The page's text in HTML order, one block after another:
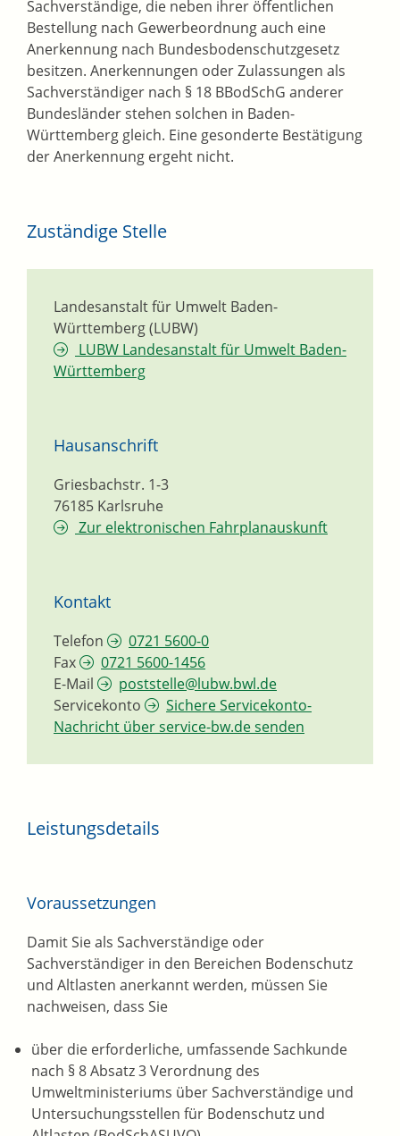
Sachverständige, die neben ihrer öffentlichen
Bestellung nach Gewerbeordnung auch eine
Anerkennung nach Bundesbodenschutzgesetz
besitzen. Anerkennungen oder Zulassungen als
Sachverständiger nach § 18 BBodSchG anderer
Bundesländer stehen solchen in Baden-
Württemberg gleich. Eine gesonderte Bestätigung
der Anerkennung ergeht nicht.
Zuständige Stelle
Landesanstalt für Umwelt Baden-
Württemberg (LUBW)
LUBW Landesanstalt für Umwelt Baden-
Württemberg
Hausanschrift
Griesbachstr. 1-3
76185 Karlsruhe
Zur elektronischen Fahrplanauskunft
Kontakt
Telefon
0721 5600-0
Fax
0721 5600-1456
E-Mail
poststelle@lubw.bwl.de
Servicekonto
Sichere Servicekonto-
Nachricht über service-bw.de senden
Leistungsdetails
Voraussetzungen
Damit Sie als Sachverständige oder
Sachverständiger in den Bereichen Bodenschutz
und Altlasten anerkannt werden, müssen Sie
nachweisen, dass Sie
über die erforderliche, umfassende Sachkunde
nach § 8 Absatz 3 Verordnung des
Umweltministeriums über Sachverständige und
Untersuchungsstellen für Bodenschutz und